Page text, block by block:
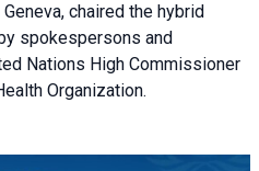
chaired the hybrid
spokespersons and
Nations High Commissioner
Organization.